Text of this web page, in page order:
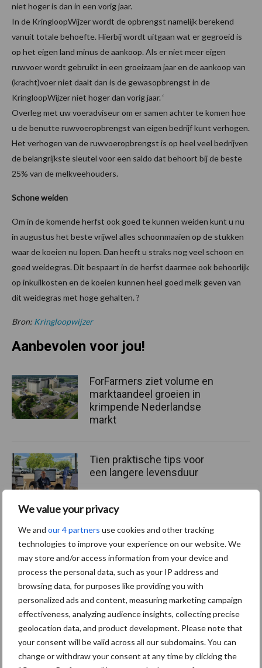
We value your privacy
We and our 4 partners use cookies and other tracking
technologies to improve your experience on our website. We
may store and/or access information from your device and
process the personal data, such as your IP address and
browsing data, for purposes like providing you with
personalized ads and content, measuring marketing campaign
effectiveness, analyzing audience insights, collecting precise
geolocation data, and product development. Please note that
your consent will be valid across all our subdomains. You can
change or withdraw your consent at any time by clicking the
niet hoger is dan in een vorig jaar.
In de KringloopWijzer wordt de opbrengst namelijk berekend
vanuit totale behoefte. Hierbij wordt uitgaan wat er gegroeid is
op het eigen land minus de aankoop. Als er niet meer eigen
ruwvoer wordt gebruikt in een groeizaam jaar en de aankoop van
(kracht)voer niet daalt dan is de gewasopbrengst in de
KringloopWijzer niet hoger dan vorig jaar. ‘
Overleg met uw voeradviseur om er samen achter te komen hoe
u de benutte ruwvoeropbrengst van eigen bedrijf kunt verhogen.
Het verhogen van de ruwvoeropbrengst is op heel veel bedrijven
de belangrijkste sleutel voor een saldo dat behoort bij de beste
25% van de melkveehouders.
Schone weiden
Om in de komende herfst ook goed te kunnen weiden kunt u nu
in augustus het beste vrijwel alles schoonmaaien op de stukken
waar de koeien nu lopen. Dan heeft u straks nog veel schoon en
goed weidegras. Dit bespaart in de herfst daarmee ook behoorlijk
op inkuilkosten en de koeien kunnen heel goed melk geven van
dit weidegras met hoge gehalten. ?
Bron: Kringloopwijzer
Aanbevolen voor jou!
ForFarmers ziet volume en
marktaandeel groeien in
krimpende Nederlandse
markt
Tien praktische tips voor
een langere levensduur
“Vraag naar praktische
hygieneoplossingen is in
Polen groter dan ooit”
Themapagina's
Diergezondheid Bemesting Fokkerij